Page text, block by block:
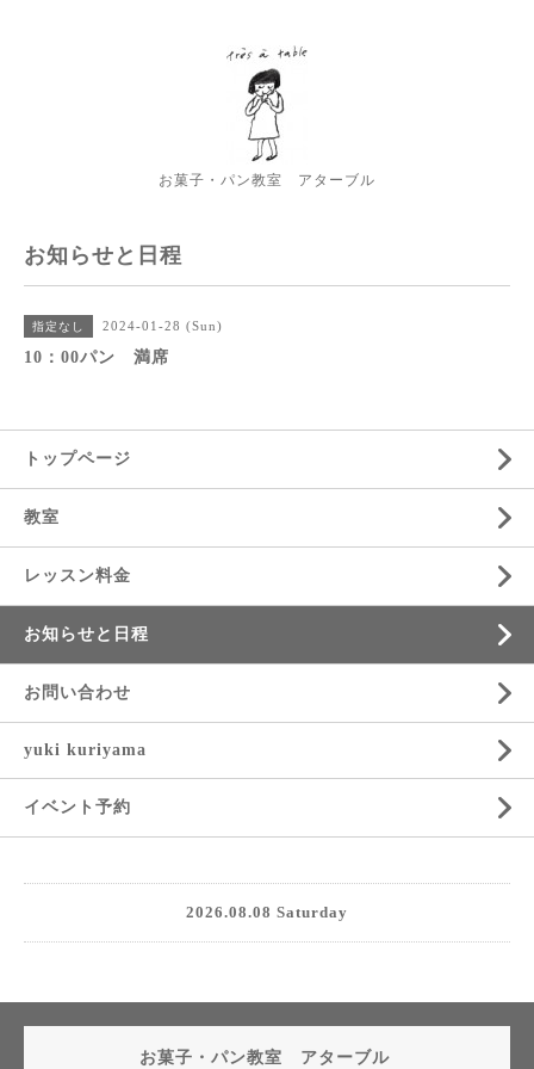
お菓子・パン教室 アターブル
お知らせと日程
指定なし 2024-01-28 (Sun)
10：00パン 満席
トップページ
教室
レッスン料金
お知らせと日程
お問い合わせ
yuki kuriyama
イベント予約
2026.08.08 Saturday
お菓子・パン教室 アターブル